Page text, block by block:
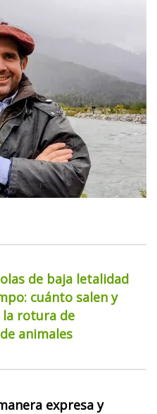
de baja letalidad
cuánto salen y
rotura de
animales
expresa y